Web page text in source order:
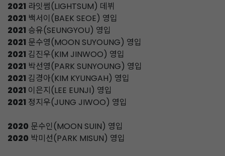
2021 라잇썸(LIGHTSUM) 데뷔
2021 백서이(BAEK SEOE) 영입
2021 승유(SEUNGYOU) 영입
2021 문수영(MOON SUYOUNG) 영입
2021 김진우(KIM JINWOO) 영입
2021 박선영(PARK SUNYOUNG) 영입
2021 김경아(KIM KYUNGAH) 영입
2021 이은지(LEE EUNJI) 영입
2021 정지우(JUNG JIWOO) 영입
2020 문수인(MOON SUIN) 영입
2020 박미선(PARK MISUN) 영입